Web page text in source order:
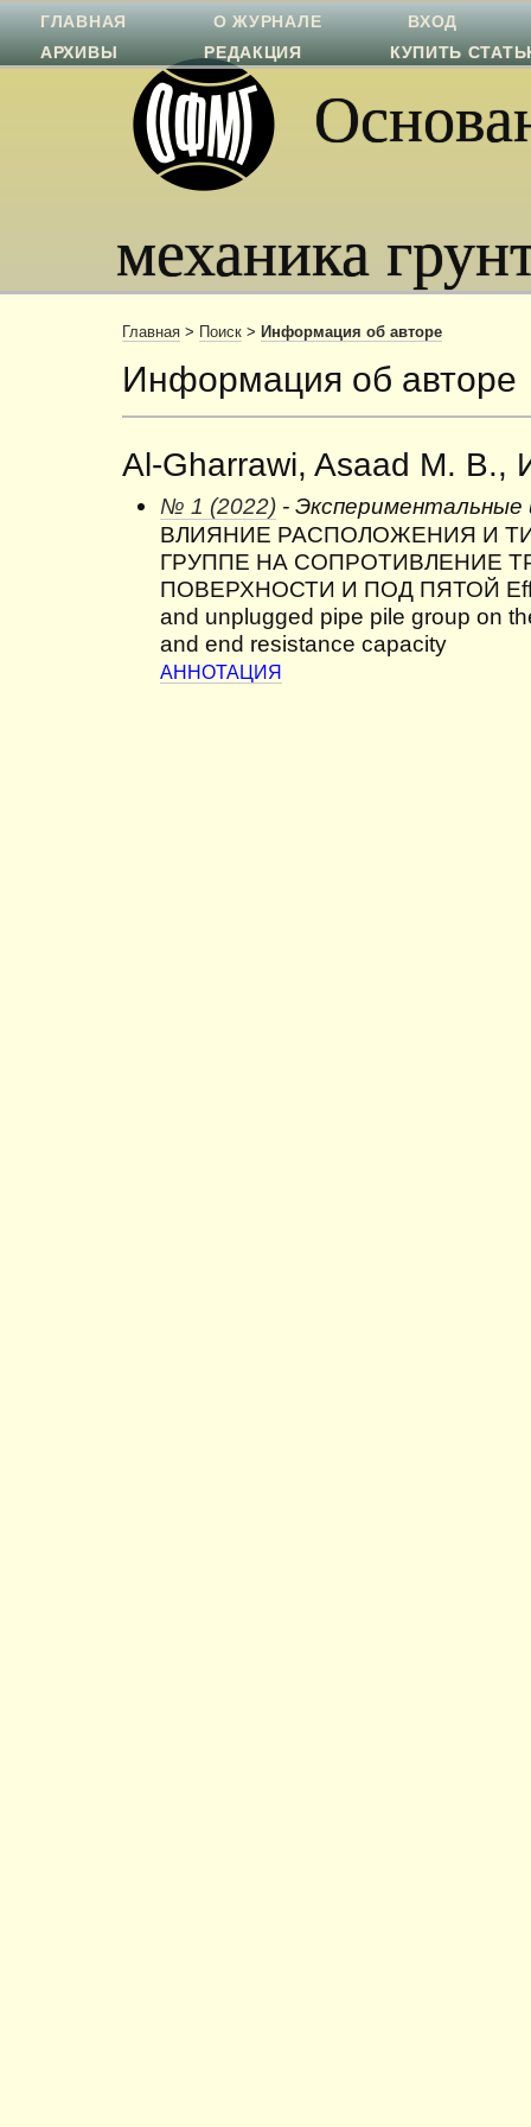
механика
ГЛАВНАЯ О ЖУРНАЛЕ
ВХОД
АРХИВЫ
РЕДАКЦИЯ КУПИТЬ
Главная > Поиск > Информация об авторе
Информация об авторе
Al-Gharrawi, Asaad M. B.,
№ 1 (2022)- Экспериментальные
ВЛИЯНИЕ РАСПОЛОЖЕНИЯ И
ГРУППЕ НА СОПРОТИВЛЕНИЕ
ПОВЕРХНОСТИ И ПОД ПЯТОЙ
and unplugged pipe pile group on
and end resistance capacity
АННОТАЦИЯ